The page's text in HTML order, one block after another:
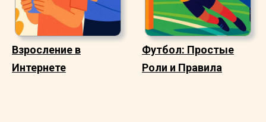
Взросление в
Интернете
Футбол: Простые
Роли и Правила